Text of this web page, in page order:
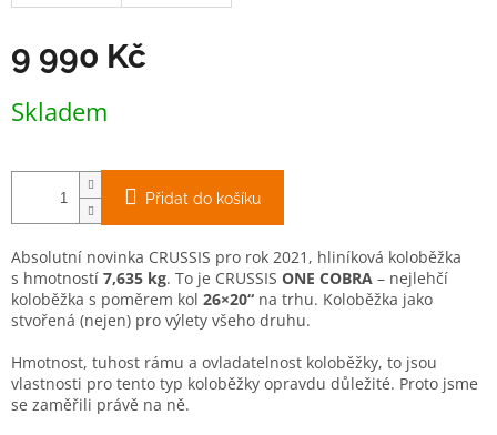
9 990 Kč
cena:
Skladem
Přidat do košíku
Absolutní novinka CRUSSIS pro rok 2021, hliníková koloběžka
s hmotností 7,635 kg. To je CRUSSIS ONE COBRA – nejlehčí
koloběžka s poměrem kol 26×20“ na trhu. Koloběžka jako
stvořená (nejen) pro výlety všeho druhu.
Hmotnost, tuhost rámu a ovladatelnost koloběžky, to jsou
vlastnosti pro tento typ koloběžky opravdu důležité. Proto jsme
se zaměřili právě na ně.